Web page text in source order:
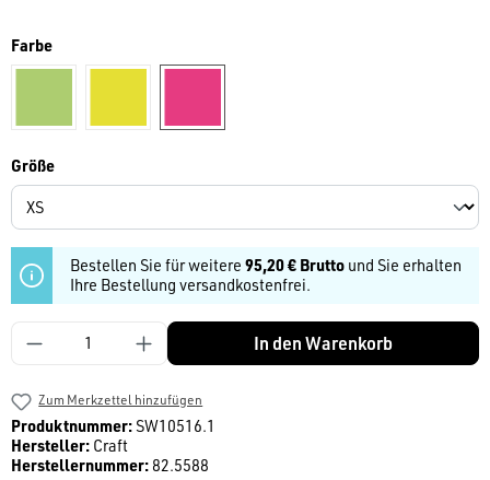
Farbeauswählen
Größeauswählen
Bestellen Sie für weitere 95,20 € Brutto und Sie erhalten
Ihre Bestellung versandkostenfrei.
Produkt Anzahl: Gib den gewünschten Wert
In den Warenkorb
Zum Merkzettel hinzufügen
Produktnummer:SW10516.1
Hersteller: Craft
Herstellernummer: 82.5588